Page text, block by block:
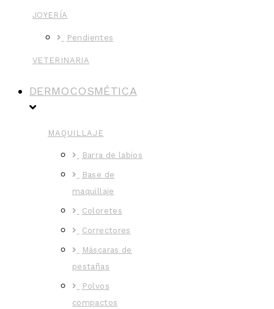
JOYERÍA
Pendientes
VETERINARIA
DERMOCOSMÉTICA
MAQUILLAJE
Barra de labios
Base de
maquillaje
Coloretes
Correctores
Máscaras de
pestañas
Polvos
compactos